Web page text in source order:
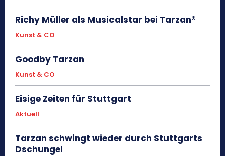
Richy Müller als Musicalstar bei Tarzan®
Kunst & CO
Goodby Tarzan
Kunst & CO
Eisige Zeiten für Stuttgart
Aktuell
Tarzan schwingt wieder durch Stuttgarts
Dschungel